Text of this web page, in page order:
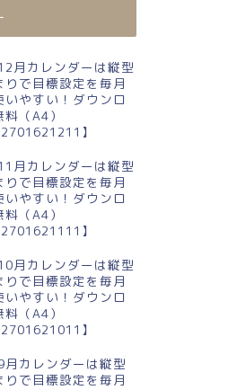
のイラストのかわいいA4無料カ
レンダー
月カレンダーは縦型
りで目標設定を毎月
いやすい！ダウンロ
（A4）
】
月カレンダーは縦型
りで目標設定を毎月
いやすい！ダウンロ
（A4）
】
月カレンダーは縦型
りで目標設定を毎月
いやすい！ダウンロ
（A4）
】
カレンダーは縦型
りで目標設定を毎月